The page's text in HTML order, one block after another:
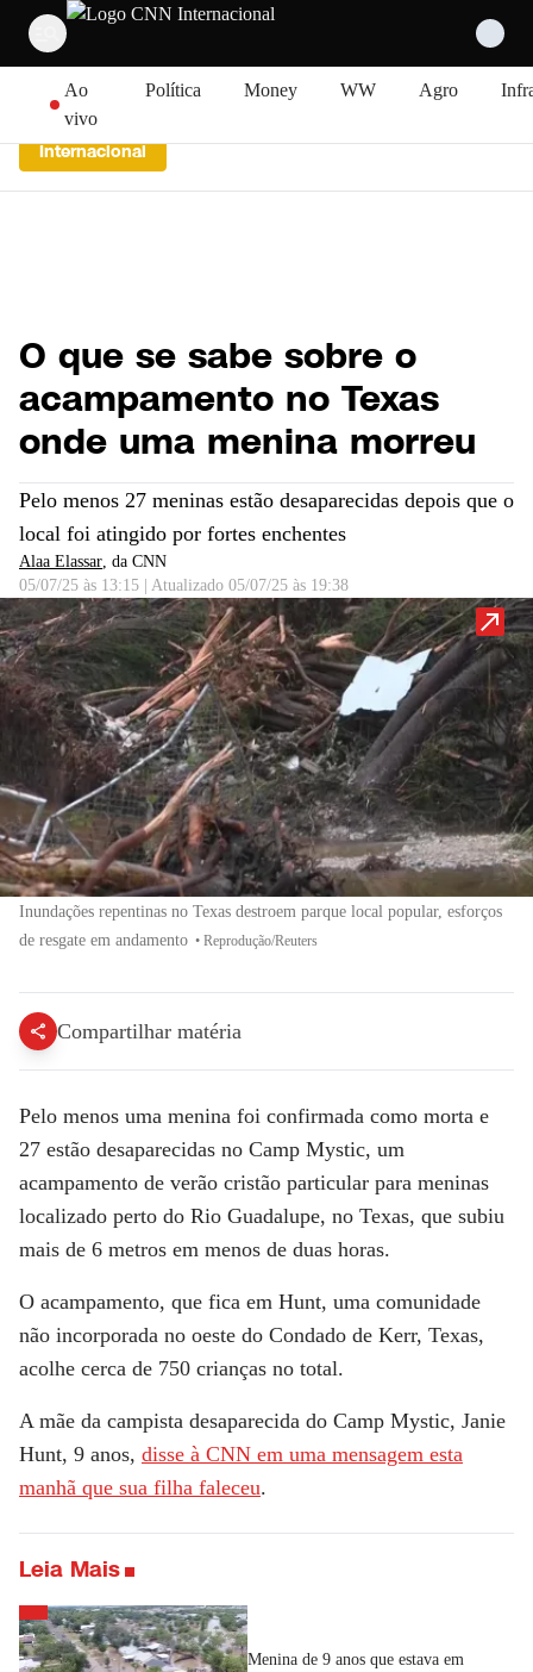
Ao
vivo
Política Money WW Agro
Internacional
O que se sabe sobre o
acampamento no Texas
onde uma menina morreu
Pelo menos 27 meninas estão desaparecidas depois que o
local foi atingido por fortes enchentes
Alaa Elassar, da CNN
05/07/25 às 13:15
Atualizado 05/07/25 às 19:38
Inundações repentinas no Texas destroem parque local popular, esforços
de resgate em andamento • Reprodução/Reuters
Compartilhar matéria
Pelo menos uma menina foi confirmada como morta e
27 estão desaparecidas no Camp Mystic, um
acampamento de verão cristão particular para meninas
localizado perto do Rio Guadalupe, no Texas, que subiu
mais de 6 metros em menos de duas horas.
O acampamento, que fica em Hunt, uma comunidade
não incorporada no oeste do Condado de Kerr, Texas,
acolhe cerca de 750 crianças no total.
A mãe da campista desaparecida do Camp Mystic, Janie
Hunt, 9 anos, disse à CNN em uma mensagem esta
manhã que sua filha faleceu.
Leia Mais
Menina de 9 anos que estava em